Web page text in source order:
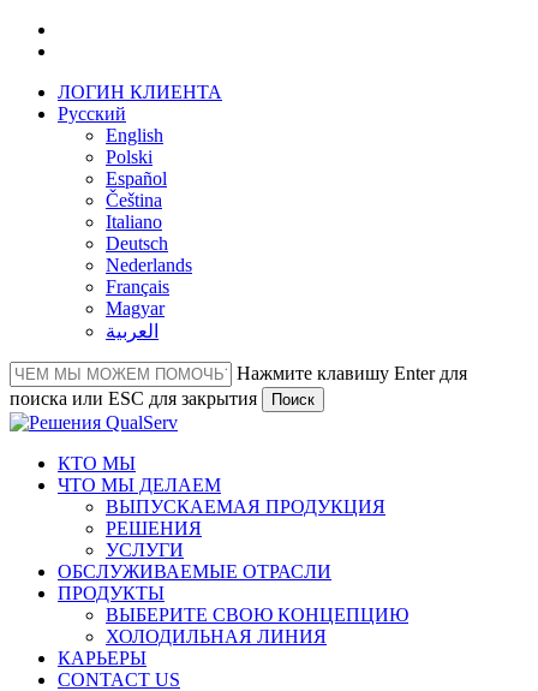
Перейти
содержанию
ЛОГИН КЛИЕНТА
Русский
English
Polski
Español
Čeština
Italiano
Deutsch
Nederlands
Français
Magyar
العربية‏
Нажмите клавишу Enter для
поиска или ESC для закрытия
Поиск
Close
МенюКТО МЫ
ЧТО МЫ ДЕЛАЕМ
ВЫПУСКАЕМАЯ ПРОДУКЦИЯ
РЕШЕНИЯ
УСЛУГИ
ОБСЛУЖИВАЕМЫЕ ОТРАСЛИ
ПРОДУКТЫ
ВЫБЕРИТЕ СВОЮ КОНЦЕПЦИЮ
ХОЛОДИЛЬНАЯ ЛИНИЯ
КАРЬЕРЫ
CONTACT US